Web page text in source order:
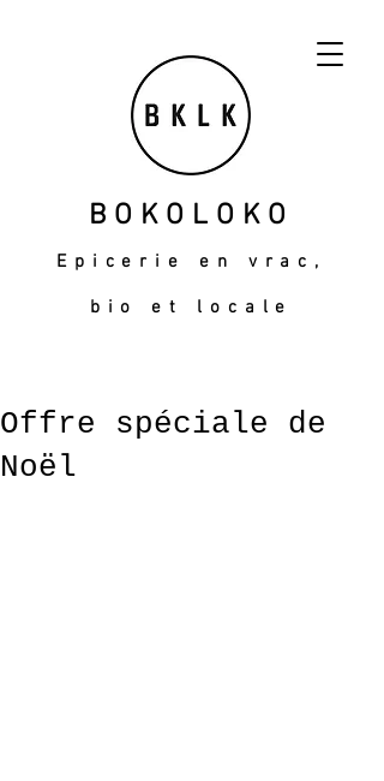
BOKOLOKO
Epicerie en vrac,
bio et locale
Offre spéciale de
Noël